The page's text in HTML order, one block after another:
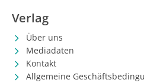
Verlag
Über uns
Mediadaten
Kontakt
Allgemeine